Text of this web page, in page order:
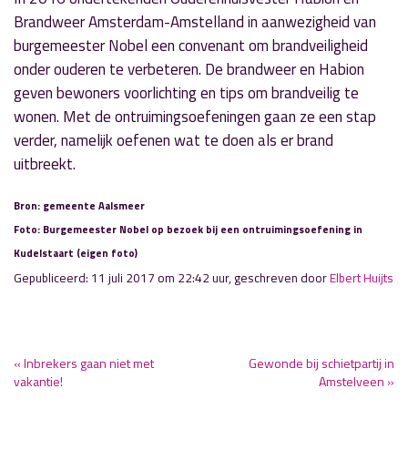
Brandweer Amsterdam-Amstelland in aanwezigheid van
burgemeester Nobel een convenant om brandveiligheid
onder ouderen te verbeteren. De brandweer en Habion
geven bewoners voorlichting en tips om brandveilig te
wonen. Met de ontruimingsoefeningen gaan ze een stap
verder, namelijk oefenen wat te doen als er brand
uitbreekt.
Bron: gemeente Aalsmeer
Foto: Burgemeester Nobel op bezoek bij een ontruimingsoefening in
Kudelstaart (eigen foto)
Gepubliceerd: 11 juli 2017 om 22:42 uur, geschreven doorElbert Huijts
« Inbrekers gaan niet met
vakantie!
Gewonde bij schietpartij in
Amstelveen »